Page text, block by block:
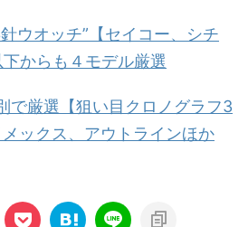
ウオッチ”【セイコー、シチ
からも４モデル厳選
で厳選【狙い目クロノグラフ3
ックス、アウトラインほか